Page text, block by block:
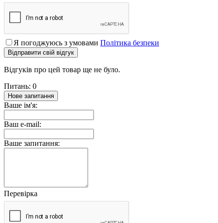
Я погоджуюсь з умовами Політика безпеки
Відправити свій відгук
Відгуків про цей товар ще не було.
Питань: 0
Нове запитання
Ваше ім'я:
Ваш e-mail:
Ваше запитання:
Перевірка